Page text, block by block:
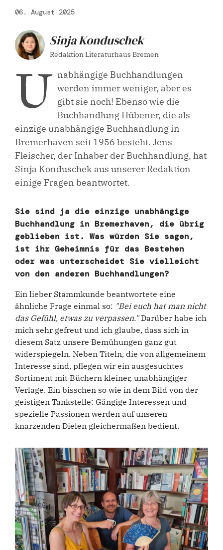
06. August 2025
Sinja Konduschek
Redaktion Literaturhaus Bremen
U nabhängige Buchhandlungen
werden immer weniger, aber es
gibt sie noch! Ebenso wie die
Buchhandlung Hübener, die als
einzige unabhängige Buchhandlung in
Bremerhaven seit 1956 besteht. Jens
Fleischer, der Inhaber der Buchhandlung, hat
Sinja Konduschek aus unserer Redaktion
einige Fragen beantwortet.
Sie sind ja die einzige unabhängige
Buchhandlung in Bremerhaven, die übrig
geblieben ist. Was würden Sie sagen,
ist ihr Geheimnis für das Bestehen
oder was unterscheidet Sie vielleicht
von den anderen Buchhandlungen?
Ein lieber Stammkunde beantwortete eine
ähnliche Frage einmal so: "Bei euch hat man nicht
das Gefühl, etwas zu verpassen."Darüber habe ich
mich sehr gefreut und ich glaube, dass sich in
diesem Satz unsere Bemühungen ganz gut
widerspiegeln. Neben Titeln, die von allgemeinem
Interesse sind, pflegen wir ein ausgesuchtes
Sortiment mit Büchern kleiner, unabhängiger
Verlage. Ein bisschen so wie in dem Bild von der
geistigen Tankstelle: Gängige Interessen und
spezielle Passionen werden auf unseren
knarzenden Dielen gleichermaßen bedient.